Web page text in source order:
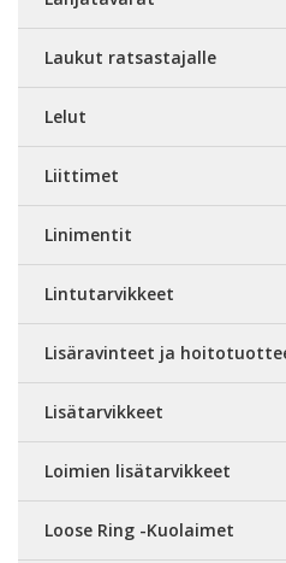
Laukut ratsastajalle
Lelut
Liittimet
Linimentit
Lintutarvikkeet
Lisäravinteet ja
Lisätarvikkeet
Loimien lisätarvikkeet
Loose Ring -Kuolaimet